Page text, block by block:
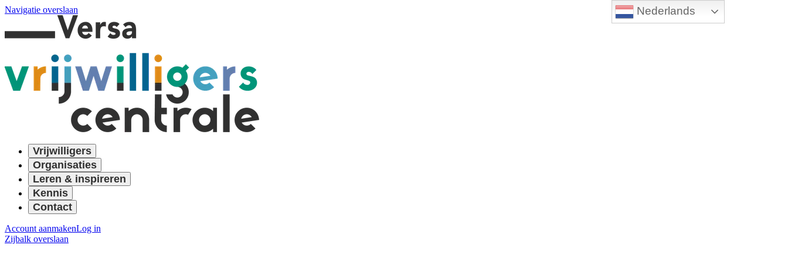
Nederlands
Navigatie overslaan
Vrijwilligers
Organisaties
Leren & inspireren
Kennis
Contact
Account aanmakenLog in
Zijbalk overslaan